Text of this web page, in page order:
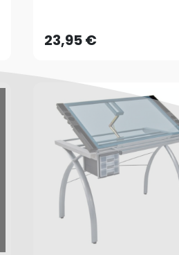
23,95 €AJOUTER AU PANIER